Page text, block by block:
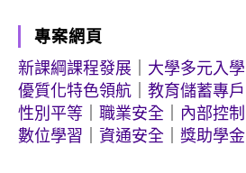
專案網頁
新課綱課程發展
大學多元入學
優質化特色領航
教育儲蓄專戶
性別平等
職業安全
內部控制
數位學習
資通安全 獎助學金